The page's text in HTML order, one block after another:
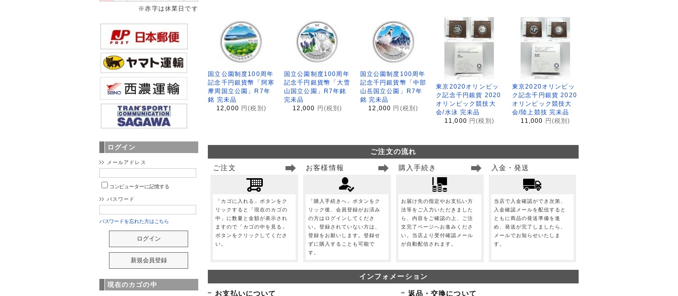
国立公園制度100周年
記念千円銀貨幣「阿寒
摩周国立公園」R7年
銘 完未品
12,000 円(税別)
国立公園制度100周年
記念千円銀貨幣「大雪
山国立公園」R7年銘
完未品
12,000
円(税別)
国立公園制度100周年
記念千円銀貨幣「中部
山岳国立公園」R7年
銘 完未品
12,000 円(税別)
東京2020オリンピッ
ク記念千円銀貨 2020
オリンピック競技大
会/水泳 完未品
11,000 円(税別)
東京2020オリンピッ
ク記念千円銀貨 2020
オリンピック競技大
会/陸上競技 完未品
11,000
円(税別)
ご注文の流れ
ご注文
「カゴに入れる」ボタンをク
リックすると「現在のカゴの
中」に数量と金額が表示され
ますので「カゴの中を見る」
ボタンをクリックしてくださ
い。
お客様情報
「購入手続きへ」ボタンをク
リック後、会員登録がお済み
の方はログインしてくださ
い。登録されていない方は、
登録をお願いします。登録せ
ずに購入することも可能で
す。
購入手続き
お届け先の指定やお支払い方
法等をご入力いただきました
ら、内容をご確認の上、ご注
文完了ページへお進みくださ
い。当店より受付確認メール
が自動配信されます。
入金・発送
当店で入金確認ができ次第、
入金確認メールを配信すると
ともに商品の発送準備を進
め、発送が完了しましたら、
メールでお知らせいたしま
す。
インフォメーション
お支払いについて 返品・交換について
※赤字は休業日です
ログイン
メールアドレス
コンピューターに記憶する
パスワード
パスワードを忘れた方はこちら
現在のカゴの中